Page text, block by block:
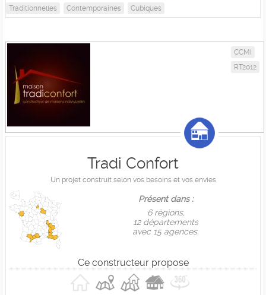
Traditionnelles Contemporaines Cubiques
CCMI
RT2012
Tradi Confort
Un projet construit selon vos besoins et vos envies
Présent dans :
6 règions,
12 départements
avec 15 agences.
Ce constructeur propose